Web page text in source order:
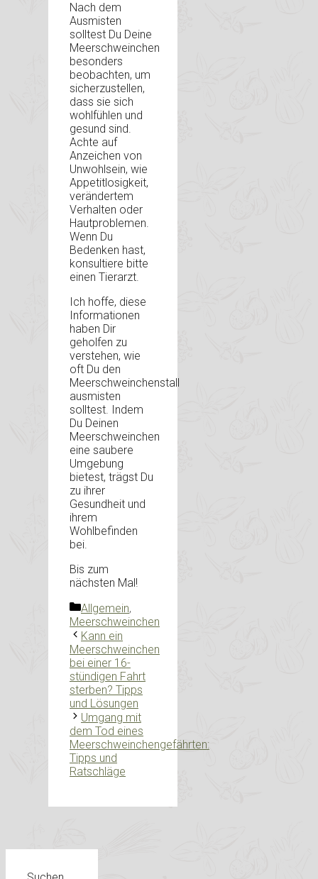
Nach dem
Ausmisten
solltest Du Deine
Meerschweinchen
besonders
beobachten, um
sicherzustellen,
dass sie sich
wohlfühlen und
gesund sind.
Achte auf
Anzeichen von
Unwohlsein, wie
Appetitlosigkeit,
verändertem
Verhalten oder
Hautproblemen.
Wenn Du
Bedenken hast,
konsultiere bitte
einen Tierarzt.
Ich hoffe, diese
Informationen
haben Dir
geholfen zu
verstehen, wie
oft Du den
Meerschweinchenstall
ausmisten
solltest. Indem
Du Deinen
Meerschweinchen
eine saubere
Umgebung
bietest, trägst Du
zu ihrer
Gesundheit und
ihrem
Wohlbefinden
bei.
Bis zum
nächsten Mal!
Kategorien
Allgemein,
Meerschweinchen
Kann ein
Meerschweinchen
bei einer 16-
stündigen Fahrt
sterben? Tipps
und Lösungen
Umgang mit
dem Tod eines
Meerschweinchengefährten:
Tipps und
Ratschläge